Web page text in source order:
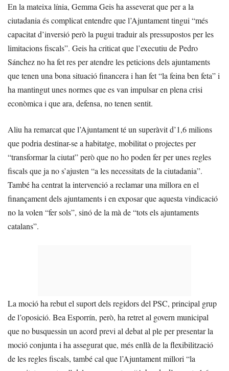
En la mateixa línia, Gemma Geis ha asseverat que per a la
ciutadania és complicat entendre que l’Ajuntament tingui “més
capacitat d’inversió però la pugui traduir als pressupostos per les
limitacions fiscals”. Geis ha criticat que l’executiu de Pedro
Sánchez no ha fet res per atendre les peticions dels ajuntaments
que tenen una bona situació financera i han fet “la feina ben feta” i
ha mantingut unes normes que es van impulsar en plena crisi
econòmica i que ara, defensa, no tenen sentit.
Aliu ha remarcat que l’Ajuntament té un superàvit d’1,6 milions
que podria destinar-se a habitatge, mobilitat o projectes per
“transformar la ciutat” però que no ho poden fer per unes regles
fiscals que ja no s’ajusten “a les necessitats de la ciutadania”.
També ha centrat la intervenció a reclamar una millora en el
finançament dels ajuntaments i en exposar que aquesta vindicació
no la volen “fer sols”, sinó de la mà de “tots els ajuntaments
catalans”.
La moció ha rebut el suport dels regidors del PSC, principal grup
de l’oposició. Bea Esporrín, però, ha retret al govern municipal
que no busquessin un acord previ al debat al ple per presentar la
moció conjunta i ha assegurat que, més enllà de la flexibilització
de les regles fiscals, també cal que l’Ajuntament millori “la